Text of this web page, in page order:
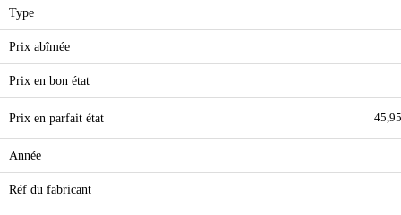
Type
Prix abîmée
Prix en bon état
Prix en parfait état
Année
Réf du fabricant